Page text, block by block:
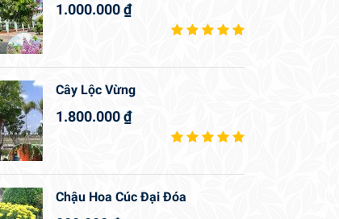
1.000.000₫
Cây Lộc Vừng
1.800.000₫
Chậu Hoa Cúc Đại Đóa